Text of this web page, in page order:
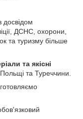
досвідом
ДСНС, охорони,
та туризму більше
та якісні
та Туреччини.